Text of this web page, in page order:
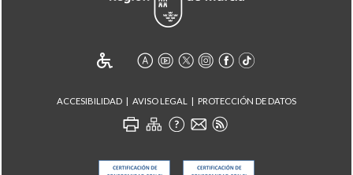
ACCESIBILIDAD AVISO LEGAL PROTECCIÓN DE DATOS